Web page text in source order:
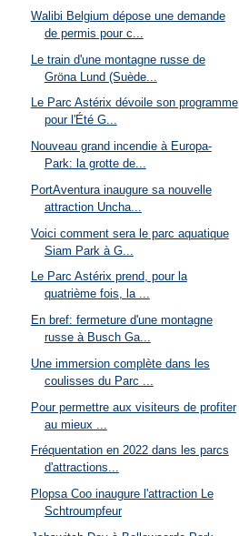
Walibi Belgium dépose une demande
de permis pour c...
Le train d'une montagne russe de
Gröna Lund (Suède...
Le Parc Astérix dévoile son programme
pour l'Été G...
Nouveau grand incendie à Europa-
Park: la grotte de...
PortAventura inaugure sa nouvelle
attraction Uncha...
Voici comment sera le parc aquatique
Siam Park à G...
Le Parc Astérix prend, pour la
quatrième fois, la ...
En bref: fermeture d'une montagne
russe à Busch Ga...
Une immersion complète dans les
coulisses du Parc ...
Pour permettre aux visiteurs de profiter
au mieux ...
Fréquentation en 2022 dans les parcs
d'attractions...
Plopsa Coo inaugure l'attraction Le
Schtroumpfeur